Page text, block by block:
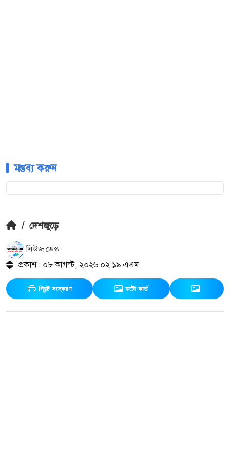
মন্তব্য করুন
/ দেশজুড়ে
নিউজ ডেস্ক
প্রকাশ : ০৮ আগস্ট, ২০২৬ ০২:১৯ এএম
প্রিন্ট সংস্করণ ফটো কার্ড